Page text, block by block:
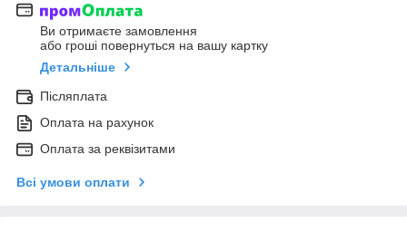
Ви отримаєте замовлення
або гроші повернуться на вашу картку
Детальніше
Післяплата
Оплата на рахунок
Оплата за реквізитами
Всі умови оплати